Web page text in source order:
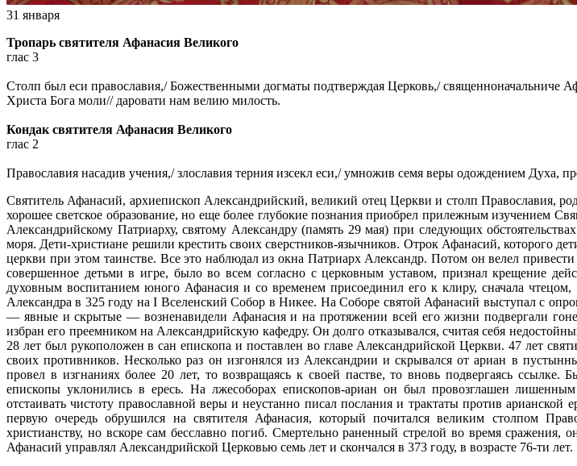
31 января
Тропарь святителя Афанасия Великого
глас 3
Столп был еси православия,/ Божественными догматы подтверждая Церковь,/
Христа Бога моли// даровати нам велию милость.
Кондак святителя Афанасия Великого
глас 2
Православия насадив учения,/ злославия терния изсекл еси,/ умножив семя веры одождением Духа,
Святитель Афанасий, архиепископ Александрийский, великий отец Церкви и столп Православия,
хорошее светское образование, но еще более глубокие познания приобрел прилежным изучением
Александрийскому Патриарху, святому Александру (память 29 мая) при следующих
моря. Дети-христиане решили крестить своихсверстников-язычников. Отрок Афанасий, которого
церкви при этом таинстве. Все это наблюдал из окна Патриарх Александр. Потом он велел
совершенное детьми в игре, было во всем согласно с церковным уставом, признал крещение
духовным воспитанием юного Афанасия и со временем присоединил его к клиру, сначала
Александра в 325 году на I Вселенский Собор в Никее. На Соборе святой Афанасий выступал с
— явные и скрытые — возненавидели Афанасия и на протяжении всей его жизни подвергали
избран его преемником на Александрийскую кафедру. Он долго отказывался, считая себя
28 лет был рукоположен в сан епископа и поставлен во главе Александрийской Церкви. 47 лет
своих противников. Несколько раз он изгонялся из Александрии и скрывался от ариан в
провел в изгнаниях более 20 лет, то возвращаясь к своей пастве, то вновь подвергаясь
епископы уклонились в ересь. На лжесоборах епископов-ариан он был провозглашен лишенным
отстаивать чистоту православной веры и неустанно писал послания и трактаты против
первую очередь обрушился на святителя Афанасия, который почитался великим столпом
христианству, но вскоре сам бесславно погиб. Смертельно раненный стрелой во время
Афанасий управлял Александрийской Церковью семь лет и скончался в 373 году, в возрасте 76-ти лет.